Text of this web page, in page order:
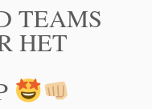
TEAMS
HET